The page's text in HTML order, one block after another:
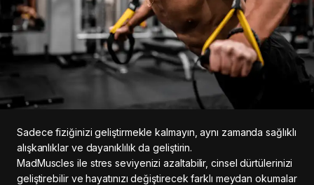
Sadece fiziğinizi geliştirmekle kalmayın, aynı zamanda sağlıklı
alışkanlıklar ve dayanıklılık da geliştirin.
MadMuscles ile stres seviyenizi azaltabilir, cinsel dürtülerinizi
geliştirebilir ve hayatınızı değiştirecek farklı meydan okumalar